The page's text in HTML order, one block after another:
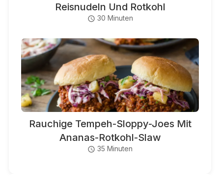
Reisnudeln Und Rotkohl
30 Minuten
Rauchige Tempeh-Sloppy-Joes Mit
Ananas-Rotkohl-Slaw
35 Minuten